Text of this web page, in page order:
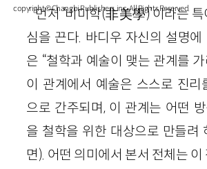
먼저 ‘비미학(非美學)’이라는
심을 끈다. 바디우 자신의 설명에
은 “철학과 예술이 맺는 관계를
이 관계에서 예술은 스스로 진리
으로 간주되며, 이 관계는 어떤
을 철학을 위한 대상으로 만들려
면). 어떤 의미에서 본서 전체는 이
copyright © Changbi Publishers, inc. All Rights Reserved.